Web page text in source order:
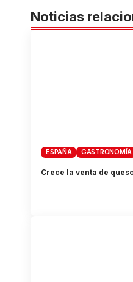
Noticias
ESPAÑA GASTRONOMÍA
Crece la venta de